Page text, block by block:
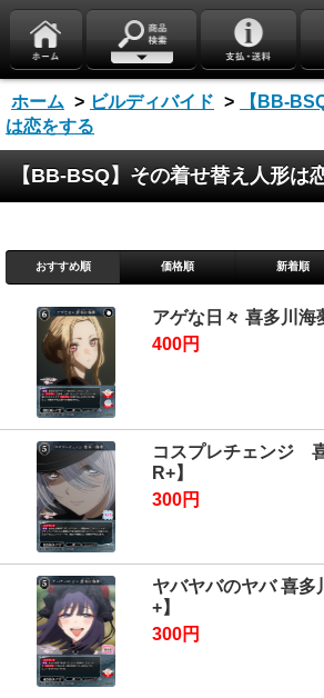
ホーム > ビルディバイド >
【BB-
は恋をする
【BB-BSQ】その着せ替え人形は
おすすめ順 価格順 新着順
アゲな日々 喜多川海
400円
コスプレチェンジ
R+】
300円
ヤバヤバのヤバ 喜多
+】
300円